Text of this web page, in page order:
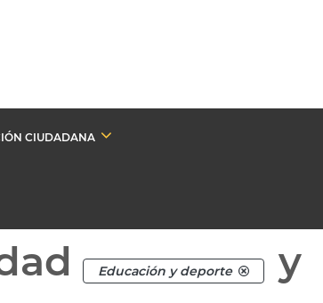
CIUDADANA
Educación y deporte
y